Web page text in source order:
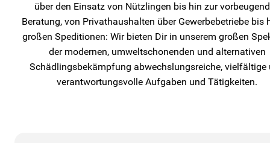
über den Einsatz von Nützlingen bis hin zur
Beratung, von Privathaushalten über Gewerbebetriebe bis
großen Speditionen: Wir bieten Dir in unserem großen
der modernen, umweltschonenden und alternativen
Schädlingsbekämpfung abwechslungsreiche, vielfältige
verantwortungsvolle Aufgaben und Tätigkeiten.